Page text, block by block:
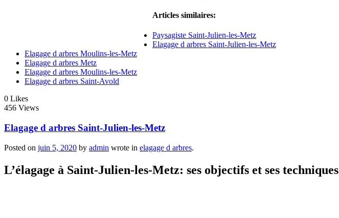
Articles similaires:
Paysagiste Saint-Julien-les-Metz
Elagage d arbres Saint-Julien-les-Metz
Elagage d arbres Moulins-les-Metz
Elagage d arbres Metz
Elagage d arbres Moulins-les-Metz
Elagage d arbres Saint-Avold
0 Likes
456 Views
Elagage d arbres Saint-Julien-les-Metz
Posted on juin 5, 2020 by admin wrote in elagage d arbres.
L’élagage à Saint-Julien-les-Metz: ses objectifs et ses techniques